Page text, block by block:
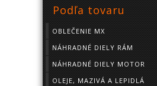
Podľa tovaru
OBLEČENIE MX
NÁHRADNÉ DIELY RÁM
NÁHRADNÉ DIELY MOTOR
OLEJE, MAZIVÁ A LEPIDLÁ